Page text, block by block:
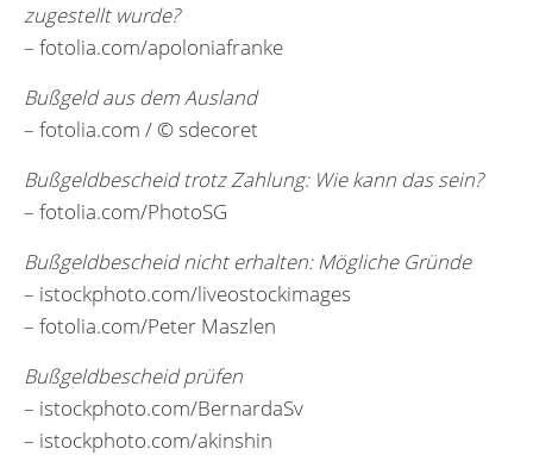
zugestellt wurde?
– fotolia.com/apoloniafranke
Bußgeld aus dem Ausland
– fotolia.com / © sdecoret
Bußgeldbescheid trotz Zahlung: Wie kann das sein?
– fotolia.com/PhotoSG
Bußgeldbescheid nicht erhalten: Mögliche Gründe
– istockphoto.com/liveostockimages
– fotolia.com/Peter Maszlen
Bußgeldbescheid prüfen
– istockphoto.com/BernardaSv
– istockphoto.com/akinshin